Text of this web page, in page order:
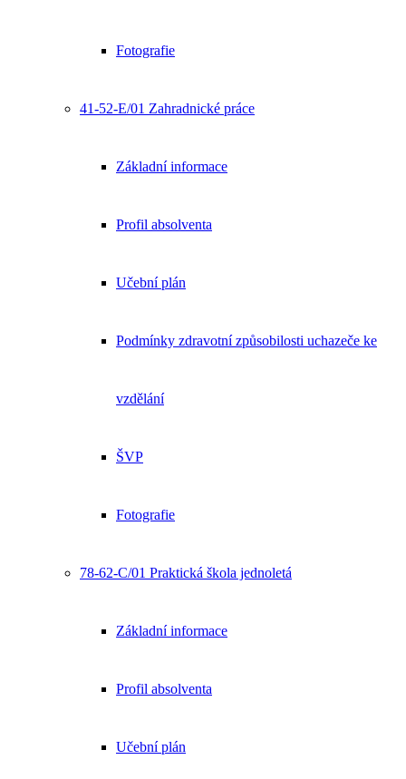
Fotografie
41-52-E/01 Zahradnické práce
Základní informace
Profil absolventa
Učební plán
Podmínky zdravotní způsobilosti uchazeče ke
vzdělání
ŠVP
Fotografie
78-62-C/01 Praktická škola jednoletá
Základní informace
Profil absolventa
Učební plán